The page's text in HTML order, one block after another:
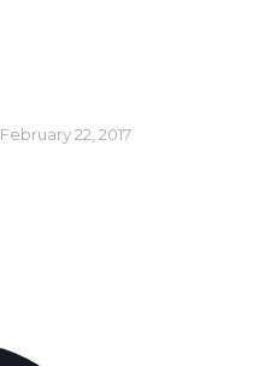
February 22, 2017